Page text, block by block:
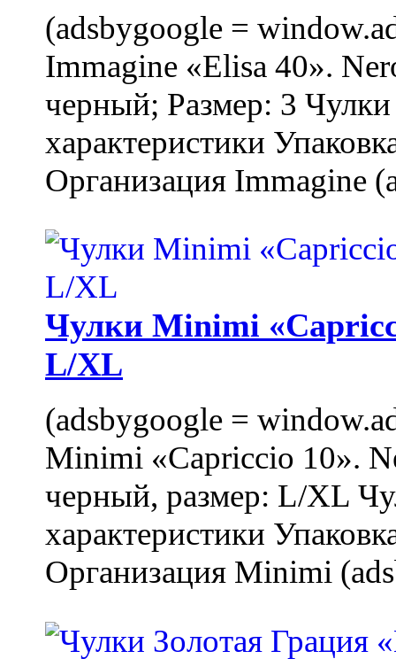
(adsbygoogle =
Immagine «Elisa 40».
черный; Размер: 3
характеристики
Организация Immagine
Чулки Minimi
L/XL
(adsbygoogle =
Minimi «Capriccio 10».
черный, размер: L/XL
характеристики
Организация Minimi